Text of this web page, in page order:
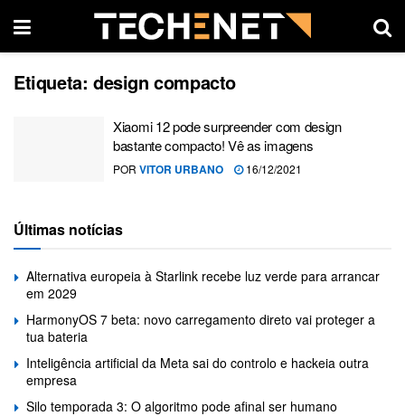
Etiqueta: design compacto
Xiaomi 12 pode surpreender com design
bastante compacto! Vê as imagens
POR VITOR URBANO 16/12/2021
Últimas notícias
Alternativa europeia à Starlink recebe luz verde para arrancar
em 2029
HarmonyOS 7 beta: novo carregamento direto vai proteger a
tua bateria
Inteligência artificial da Meta sai do controlo e hackeia outra
empresa
Silo temporada 3: O algoritmo pode afinal ser humano